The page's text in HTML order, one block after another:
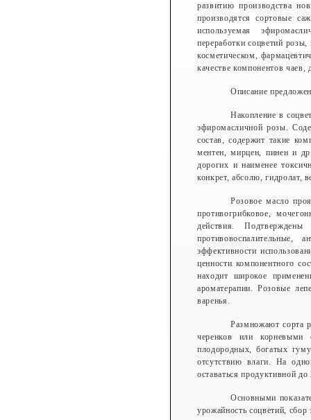
развитию производства
производятся сортовые
используемая
переработки соцветий
косметическом,
качестве компонентов чаев,
Описание
Накопление в
эфиромасличной розы.
состав, содержит такие
ментен, мирцен, пинен и
дорогих и наименее
конкрет, абсолю, гидролат,
Розовое масло
противогрибковое,
действия. Подтверждены
противовоспалительные,
эффективности
ценности компонентного
находит широкое
ароматерапии. Розовые
варенья.
Размножают сорта
черенков или корневыми
плодородных, богатых
отсутствию влаги. На
оставаться продуктивной до
Основными
урожайность соцветий,